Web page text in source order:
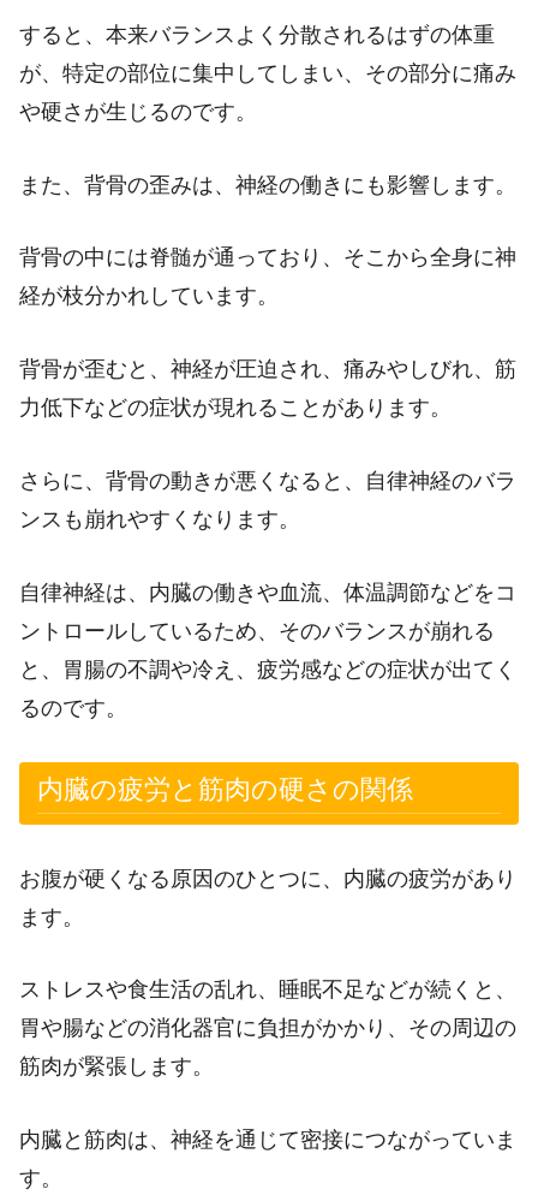
すると、本来バランスよく分散されるはずの体重
が、特定の部位に集中してしまい、その部分に痛み
や硬さが生じるのです。
また、背骨の歪みは、神経の働きにも影響します。
背骨の中には脊髄が通っており、そこから全身に神
経が枝分かれしています。
背骨が歪むと、神経が圧迫され、痛みやしびれ、筋
力低下などの症状が現れることがあります。
さらに、背骨の動きが悪くなると、自律神経のバラ
ンスも崩れやすくなります。
自律神経は、内臓の働きや血流、体温調節などをコ
ントロールしているため、そのバランスが崩れる
と、胃腸の不調や冷え、疲労感などの症状が出てく
るのです。
内臓の疲労と筋肉の硬さの関係
お腹が硬くなる原因のひとつに、内臓の疲労があり
ます。
ストレスや食生活の乱れ、睡眠不足などが続くと、
胃や腸などの消化器官に負担がかかり、その周辺の
筋肉が緊張します。
内臓と筋肉は、神経を通じて密接につながっていま
す。